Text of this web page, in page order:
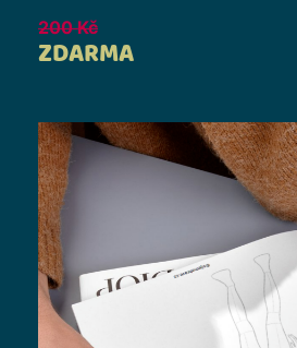
200 Kč
ZDARMA